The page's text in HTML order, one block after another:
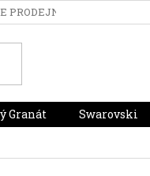
PRODEJNA
Granát Swarovski